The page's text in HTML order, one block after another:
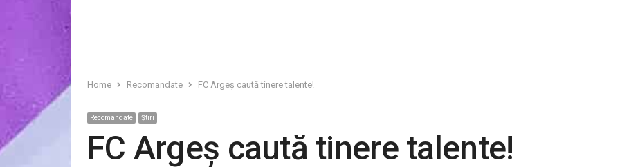
Home Recomandate FC Argeș caută tinere talente!
Recomandate Ştiri
FC Argeș caută tinere talente!